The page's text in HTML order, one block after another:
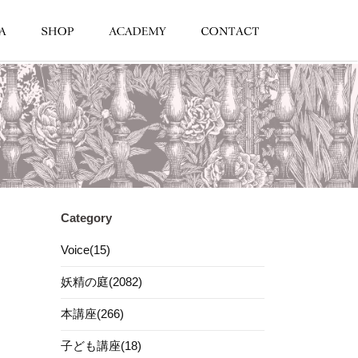
Category
Voice(15)
妖精の庭(2082)
本講座(266)
子ども講座(18)